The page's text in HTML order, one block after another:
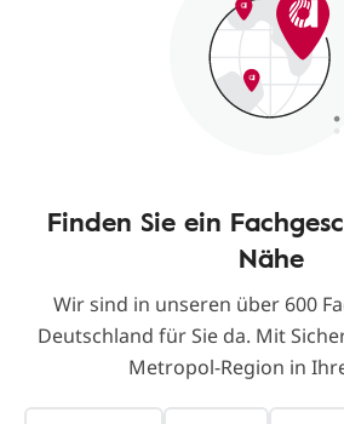
Finden Sie ein
Nähe
Wir sind in unseren über 600
Deutschland für Sie da. Mit
Metropol-Region in